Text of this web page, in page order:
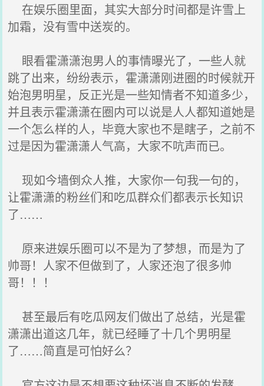
在娱乐圈里面，其实大部分时间都是许雪上
加霜，没有雪中送炭的。
眼看霍潇潇泡男人的事情曝光了，一些人就
跳了出来，纷纷表示，霍潇潇刚进圈的时候就开
始泡男明星，反正光是一些知情者不知道多少，
并且表示霍潇潇在圈内可以说是人人都知道她是
一个怎么样的人，毕竟大家也不是瞎子，之前不
过是因为霍潇潇人气高，大家不吭声而已。
现如今墙倒众人推，大家你一句我一句的，
让霍潇潇的粉丝们和吃瓜群众们都表示长知识
了……
原来进娱乐圈可以不是为了梦想，而是为了
帅哥！人家不但做到了，人家还泡了很多帅
哥！！！
甚至最后有吃瓜网友们做出了总结，光是霍
潇潇出道这几年，就已经睡了十几个男明星
了……简直是可怕好么？